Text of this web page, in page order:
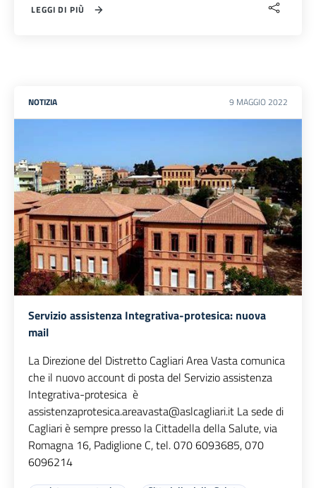
LEGGI DI PIÙ
NOTIZIA 9 MAGGIO 2022
Servizio assistenza Integrativa-protesica: nuova
mail
La Direzione del Distretto Cagliari Area Vasta comunica
che il nuovo account di posta del Servizio assistenza
Integrativa-protesica è
assistenzaprotesica.areavasta@aslcagliari.it La sede di
Cagliari è sempre presso la Cittadella della Salute, via
Romagna 16, Padiglione C, tel. 070 6093685, 070
6096214